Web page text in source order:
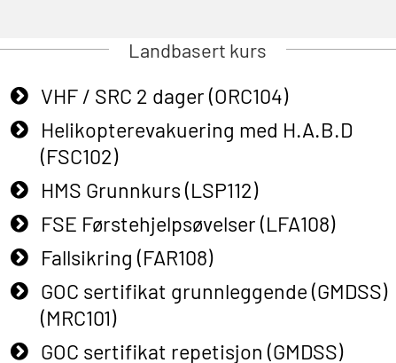
Landbasert kurs
VHF / SRC 2 dager (ORC104)
Helikopterevakuering med H.A.B.D
(FSC102)
HMS Grunnkurs (LSP112)
FSE Førstehjelpsøvelser (LFA108)
Fallsikring (FAR108)
GOC sertifikat grunnleggende (GMDSS)
(MRC101)
GOC sertifikat repetisjon (GMDSS)